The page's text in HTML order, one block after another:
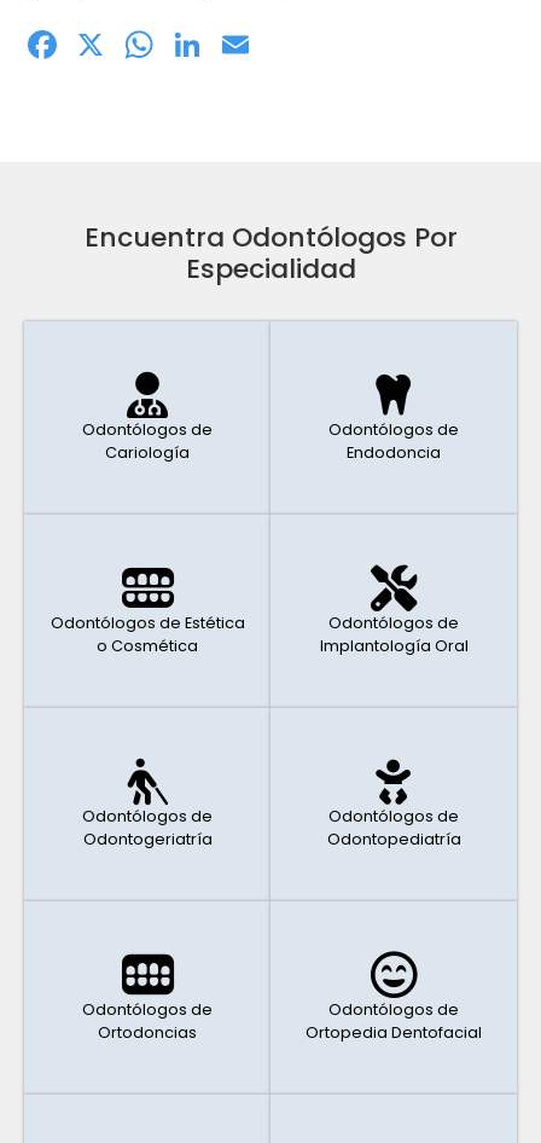
Facebook
X WhatsApp
LinkedIn
Encuentra Odontólogos Por
Especialidad
Odontólogos de
Cariología
Odontólogos de
Endodoncia
Odontólogos de Estética
o Cosmética
Odontólogos de
Implantología Oral
Odontólogos de
Odontogeriatría
Odontólogos de
Odontopediatría
Odontólogos de
Ortodoncias
Odontólogos de
Ortopedia Dentofacial